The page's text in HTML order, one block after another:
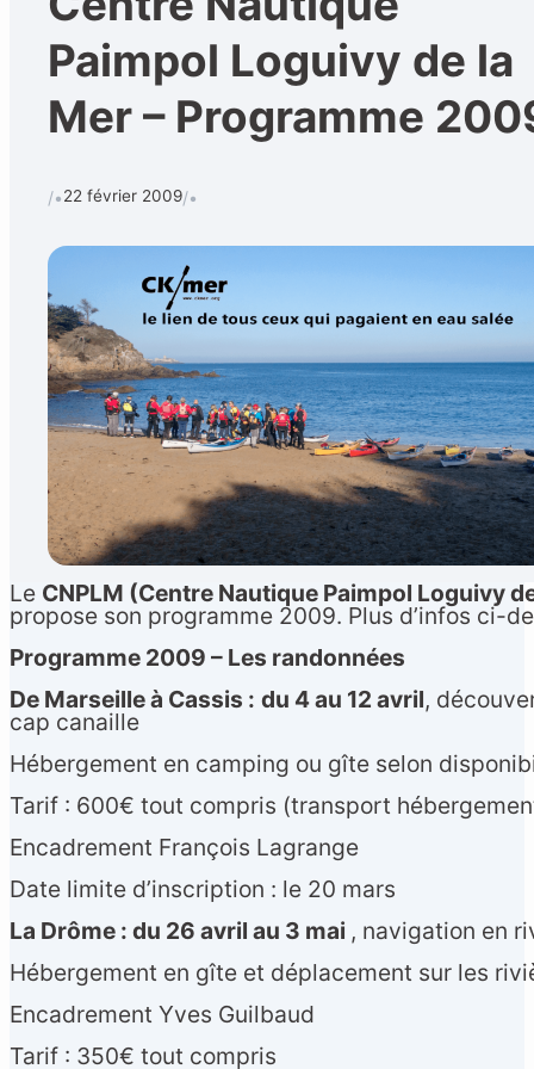
CalendrierTechniques et
Rechercher
Formulaire de contact
Français
Paimpol Loguivy de la
Mer – Programme
/•22 février 2009/•
Le CNPLM (Centre Nautique Paimpol Loguivy
propose son programme 2009. Plus d’infos ci-
Programme 2009 – Les randonnées
De Marseille à Cassis : du 4 au 12 avril,
cap canaille
Hébergement en camping ou gîte selon
Tarif : 600€ tout compris (transport
Encadrement François Lagrange
Date limite d’inscription : le 20 mars
La Drôme : du 26 avril au 3 mai , navigation en
Hébergement en gîte et déplacement sur les
Encadrement Yves Guilbaud
Tarif : 350€ tout compris